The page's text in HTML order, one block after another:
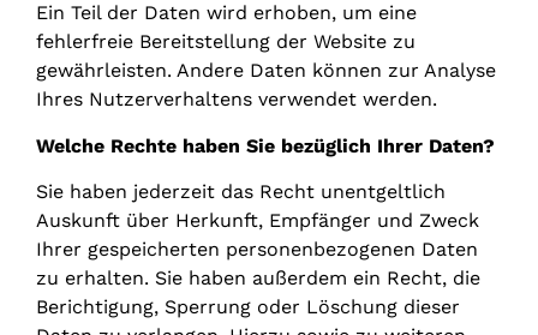
Ein Teil der Daten wird erhoben, um eine
fehlerfreie Bereitstellung der Website zu
gewährleisten. Andere Daten können zur Analyse
Ihres Nutzerverhaltens verwendet werden.
Welche Rechte haben Sie bezüglich Ihrer Daten?
Sie haben jederzeit das Recht unentgeltlich
Auskunft über Herkunft, Empfänger und Zweck
Ihrer gespeicherten personenbezogenen Daten
zu erhalten. Sie haben außerdem ein Recht, die
Berichtigung, Sperrung oder Löschung dieser